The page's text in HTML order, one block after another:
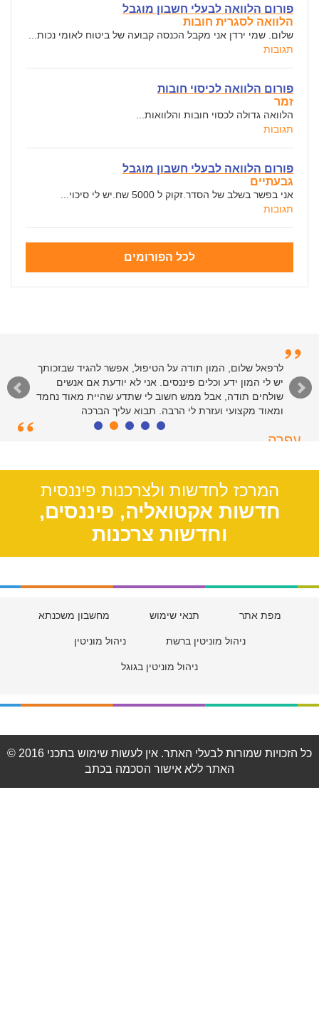
פורום הלוואה לבעלי חשבון מוגבל
הלוואה לסגרית חובות
שלום. שמי ירדן אני מקבל הכנסה קבועה של ביטוח לאומי נכות...
תגובות
פורום הלוואה לכיסוי חובות
זמר
הלוואה גדולה לכסוי חובות והלוואות...
תגובות
פורום הלוואה לבעלי חשבון מוגבל
גבעתיים
אני בפשר בשלב של הסדר.זקוק ל 5000 שח.יש לי סיכוי...
תגובות
לכל הפורומים
לרפאל שלום, המון תודה על הטיפול, אפשר להגיד שבזכותך
יש לי המון ידע וכלים פיננסים. אני לא יודעת אם אנשים
שולחים תודה, אבל ממש חשוב לי שתדע שהיית מאוד נחמד
ומאוד מקצועי ועזרת לי הרבה. תבוא עליך הברכה
עפרה
המרכז לחדשות ולצרכנות פיננסית
חדשות אקטואליה, פיננסים,
וחדשות צרכנות
מפת אתר תנאי שימוש מחשבון משכנתא
ניהול מוניטין ברשת ניהול מוניטין
ניהול מוניטין בגוגל
© 2016 כל הזכויות שמורות לבעלי האתר. אין לעשות שימוש בתכני
האתר ללא אישור הסכמה בכתב